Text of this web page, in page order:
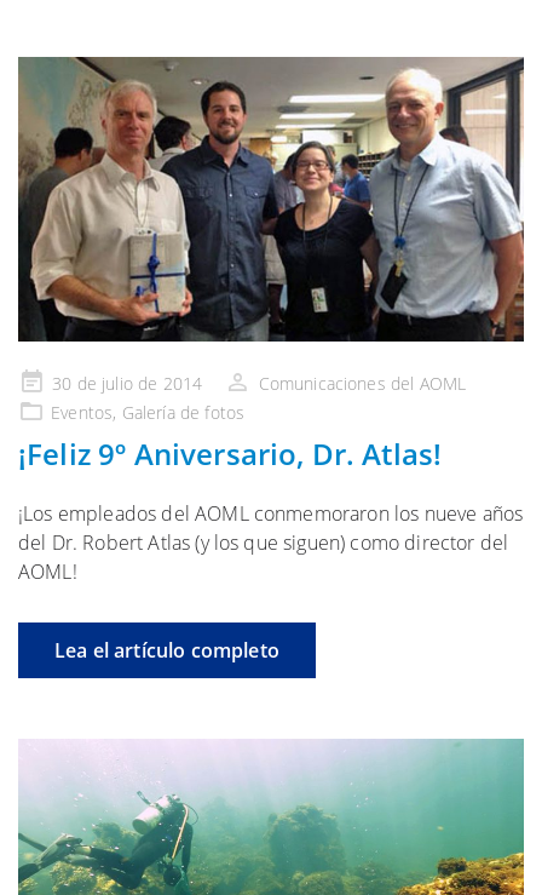
Publicado
en
30 de julio de 2014
Comunicaciones del AOML
Eventos, Galeríade fotos
¡Feliz 9º Aniversario, Dr. Atlas!
¡Los empleados del AOML conmemoraron los nueve años
del Dr. Robert Atlas (y los que siguen) como director del
AOML!
Lea el artículo completo